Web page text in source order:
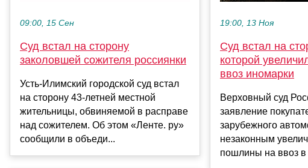
09:00, 15 Сен
Суд встал на сторону
заколовшей сожителя россиянки
Усть-Илимский городской суд встал
на сторону 43-летней местной
жительницы, обвиняемой в расправе
над сожителем. Об этом «Ленте. ру»
сообщили в объеди...
19:00, 13 Ноя
Суд встал на
которой
ввоз иномарки
Верховный суд
заявление
зарубежного
незаконным
пошлины на ввоз в